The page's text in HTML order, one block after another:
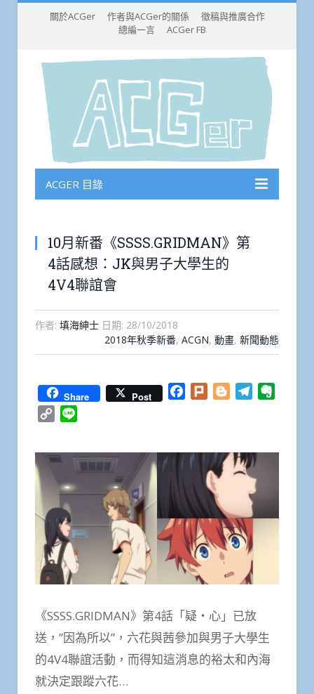
關於ACGer 作者與ACGer的關係
徵稿與推廣合作
總編一言
ACGer FB
ACGER 目錄
10月新番《SSSS.GRIDMAN》第
4話感想：JK與男子大學生的
4V4聯誼會
作者: 填海紳士 日期: 28/10/2018
2018年秋季新番, ACGN, 動畫, 新聞動態
Share Post Facebook
Plurk BloggerTelegram
Copy
《SSSS.GRIDMAN》第4話「疑・心」已放
送，”因為所以”，六花與茜參加與男子大學生
的4V4聯誼活動，而得知這消息的裕太和內海
就決定跟蹤六花…